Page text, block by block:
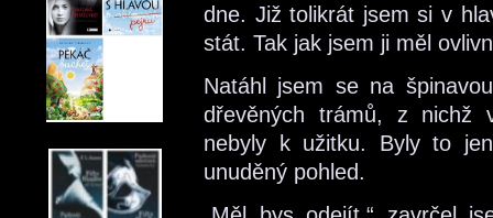
dne. Již tolikrát jsem si v
stát. Tak jak jsem ji měl
Natáhl jsem se na
dřevěných trámů, z nichž
nebyly k užitku. Byly to
unuděný pohled.